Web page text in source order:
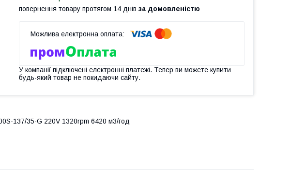
повернення товару протягом 14 днів за домовленістю
У компанії підключені електронні платежі. Тепер ви можете купити
будь-який товар не покидаючи сайту.
137/35-G 220V 1320rpm 6420 м3/год